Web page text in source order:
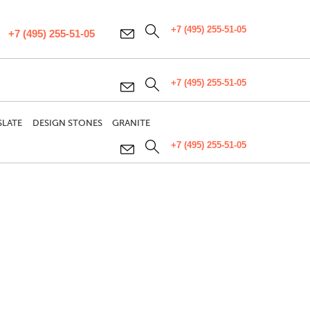
DESIGN STONES GRANITE
+7 (495) 255-51-05
+7 (495) 255-51-05
+7 (495) 255-51-05 +7 (495) 255-51-05